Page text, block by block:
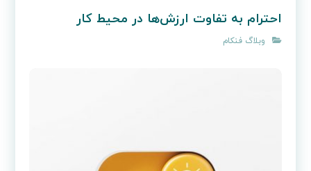
احترام به تفاوت‌ ارزش‌ها در محیط کار
وبلاگ فنکام